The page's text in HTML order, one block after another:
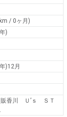
/ 0ヶ月)
)
)12月
販香川 Ｕ’ｓ ＳＴ